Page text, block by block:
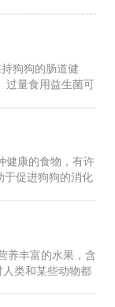
狗狗的肠道健
过量食用益生菌可
健康的食物，有许
于促进狗狗的消化
养丰富的水果，含
类和某些动物都